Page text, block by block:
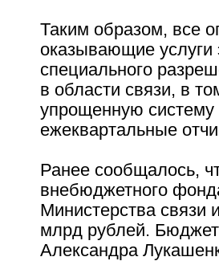
Таким образом, все
оказывающие услуги
специального
в области связи, в
упрощенную систему
ежеквартальные
Ранее сообщалось,
внебюджетного
Министерства связи
млрд рублей.
Александра